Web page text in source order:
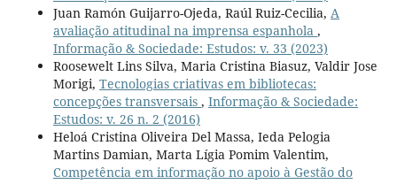
Juan Ramón Guijarro-Ojeda, Raúl Ruiz-Cecilia, A
avaliação atitudinal na imprensa espanhola ,
Informação & Sociedade: Estudos: v. 33 (2023)
Roosewelt Lins Silva, Maria Cristina Biasuz, Valdir Jose
Morigi, Tecnologias criativas em bibliotecas:
concepções transversais , Informação & Sociedade:
Estudos: v. 26 n. 2 (2016)
Heloá Cristina Oliveira Del Massa, Ieda Pelogia
Martins Damian, Marta Lígia Pomim Valentim,
Competência em informação no apoio à Gestão do